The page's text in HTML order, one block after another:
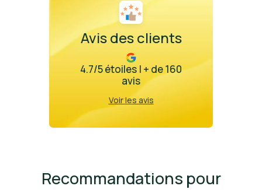
Avis des clients
4.7/5 étoiles | + de 160
avis
Voir les avis
Recommandations pour